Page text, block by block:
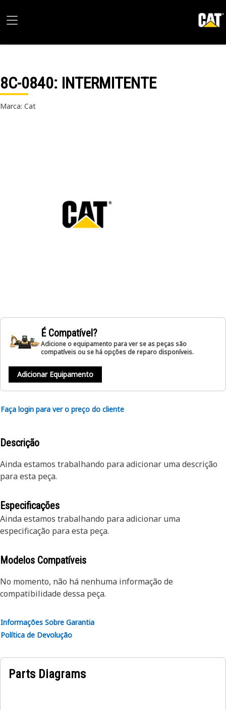
8C-0840: INTERMITENTE
Marca: Cat
É Compatível?
Adicione o equipamento para ver se as peças são
compatíveis ou se há opções de reparo disponíveis.
Adicionar Equipamento
Faça login para ver o preço do cliente
Descrição
Ainda estamos trabalhando para adicionar uma descrição
para esta peça.
Especificações
Ainda estamos trabalhando para adicionar uma
especificação para esta peça.
Modelos Compatíveis
No momento, não há nenhuma informação de
compatibilidade dessa peça.
Informações Sobre Garantia
Política de Devolução
Parts Diagrams